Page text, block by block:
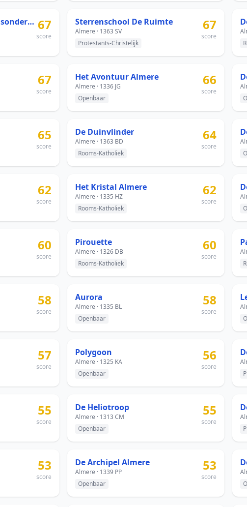
Rooms Katholieke Basisonderwijs Crescendo 67
score
Sterrenschool De Ruimte
Almere · 1363 SV
Protestants-Christelijk
67
score
67
score
Het Avontuur Almere
Almere · 1336 JG
Openbaar
66
score
65
score
De Duinvlinder
Almere · 1363 BD
Rooms-Katholiek
64
score
62
score
Het Kristal Almere
Almere · 1335 HZ
Rooms-Katholiek
62
score
60
score
Pirouette
Almere · 1326 DB
Rooms-Katholiek
60
score
58
score
Aurora
Almere · 1335 BL
Openbaar
58
score
57
score
Polygoon
Almere · 1325 KA
Openbaar
56
score
55
score
De Heliotroop
Almere · 1313 CM
Openbaar
55
score
53
score
De Archipel Almere
Almere · 1339 PP
Openbaar
53
score